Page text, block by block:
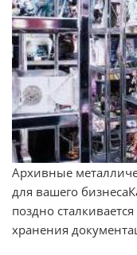
Архивные
для вашего
поздно
хранения